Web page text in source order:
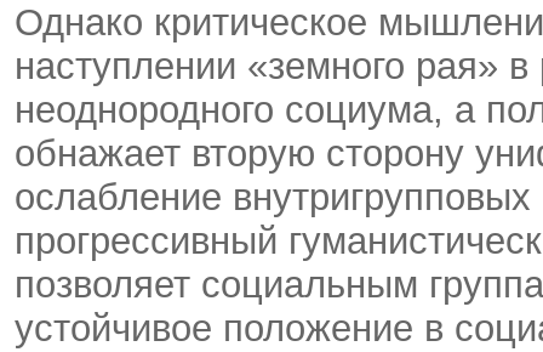
Однако критическое
наступлении «земного рая» в
неоднородного социума, а
обнажает вторую сторону
ослабление
прогрессивный
позволяет социальным
устойчивое положение в